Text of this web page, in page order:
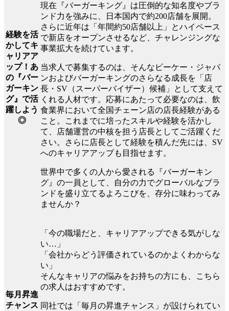
経験を活
かしてキ
ャリアア
ップ！あ
の『バー
ガーキン
グ』で活
躍しよう
◎
現在『バーガーキング』は圧倒的な知名度やブラ
ンド力を強みに、日本国内で約200店舗を展開。
さらに近年は「年間約50店舗以上」とハイペース
で新店をオープンさせるなど、チャレンジングな
事業拡大を続けています。
当求人で募集するのは、そんなビーケー・ジャパ
ンおよびバーガーキングのさらなる成長を「店
長・SV（スーパーバイザー）候補」として支えて
くれる人材です。応募にあたって必要なのは、飲
食業界において全国チェーン店の店長経験がある
こと。これまでに培ったスキルや経験を活かし
て、店舗運営の中核を担う店長としてご活躍くだ
さい。さらに店長として経験を積んだ先には、SV
へのキャリアアップも目指せます。
世界中で多くの人から愛される『バーガーキン
グ』の一員として、自分の力でグローバルなブラ
ンドを盛り立てるよろこびを、存分に味わってみ
ませんか？
毎月昇進
チャンス
「今の職場だと、キャリアアップできる気がしな
い…」
「会社からどう評価されているのかよくわからな
い」
そんなキャリアの悩みをお持ちの方にも、こちら
の求人はおすすめです。
同社では「毎月の昇進チャンス」が設けられてい